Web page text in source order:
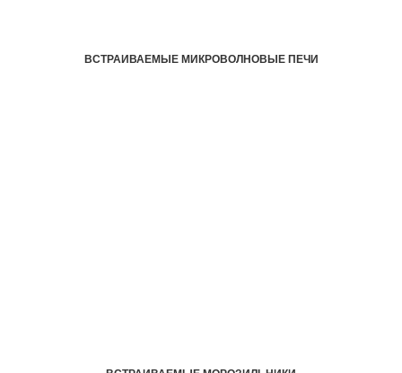
ВСТРАИВАЕМЫЕ МИКРОВОЛНОВЫЕ ПЕЧИ